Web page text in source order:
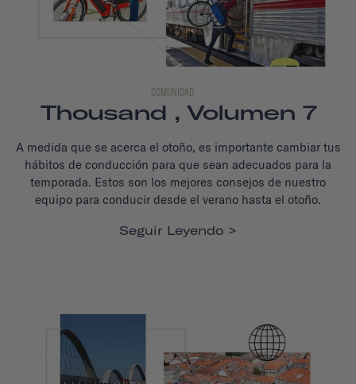
COMUNIDAD
Thousand , Volumen 7
A medida que se acerca el otoño, es importante cambiar tus
hábitos de conducción para que sean adecuados para la
temporada. Estos son los mejores consejos de nuestro
equipo para conducir desde el verano hasta el otoño.
Seguir Leyendo